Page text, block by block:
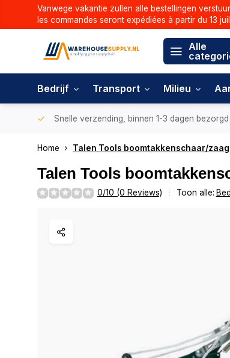
Vanwege vakantie zullen alle bestellingen
les commandes seront expédiées à partir du 13
Alle
Bedrijf Transport Milieu
Snelle verzending, binnen 1-3 dagen bezorgd
Home Talen Tools boomtakkenschaar/zaag
Talen Tools
0/10 (0 Reviews) Toon alle: